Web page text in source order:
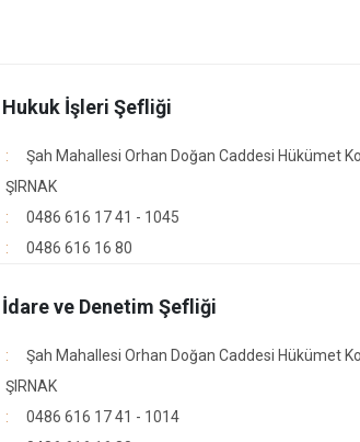
İşleri Şefliği
Şah Mahallesi Orhan Doğan Caddesi Hükümet
ŞIRNAK
0486 616 17 41 - 1045
0486 616 16 80
ve Denetim Şefliği
Şah Mahallesi Orhan Doğan Caddesi Hükümet
ŞIRNAK
0486 616 17 41 - 1014